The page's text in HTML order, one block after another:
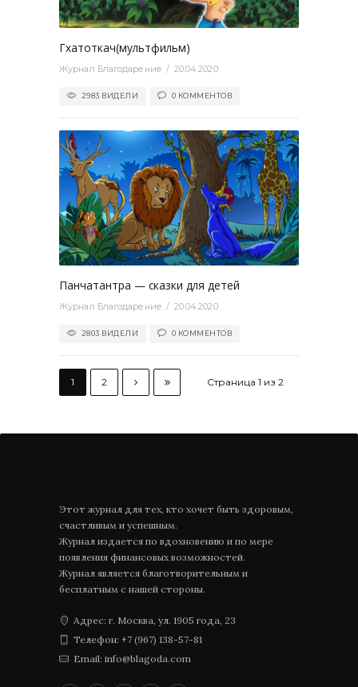
Гхатоткач(мультфильм)
Журнал Благодарение 20.04.2020
2983 ВИДЕЛИ 0 КОММЕНТОВ
Панчатантра — сказки для детей
Журнал Благодарение 20.04.2020
2803 ВИДЕЛИ 0 КОММЕНТОВ
1 2 Страница 1 из 2
Этот журнал для тех, кто хочет быть здоровым,
счастливым и успешным.
Журнал издается по вдохновению и по мере
появления финансовых возможностей.
Журнал является благотворительным и
бесплатным с нашей стороны.
Адрес: г. Москва, ул. 1905 года, 23
Телефон: +7 (967) 138-57-81
Email: info@blagoda.com